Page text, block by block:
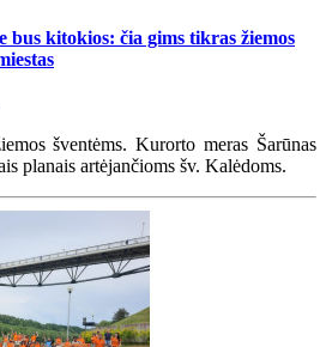
bus kitokios: čia gims tikras žiemos
šventėms. Kurorto meras Šarūnas
planais artėjančioms šv. Kalėdoms.